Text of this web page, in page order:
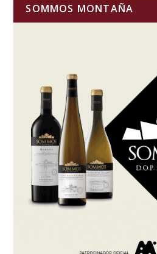
SOMMOS MONTAÑA